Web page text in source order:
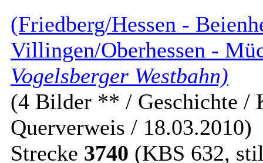
(Friedberg/Hessen -
Villingen/Oberhessen -
Vogelsberger Westbahn)
(4 Bilder ** / Geschichte /
Querverweis / 18.03.2010)
Strecke 3740 (KBS 632,